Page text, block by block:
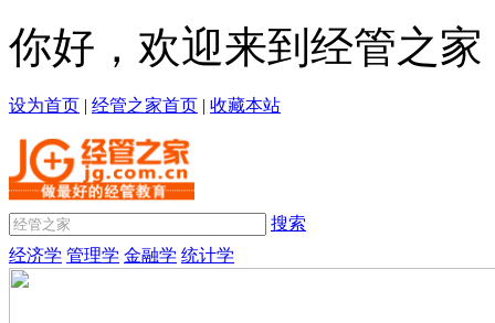
你好，欢迎来到经管之家
设为首页 | 经管之家首页 | 收藏本站
搜索
经济学 管理学 金融学 统计学